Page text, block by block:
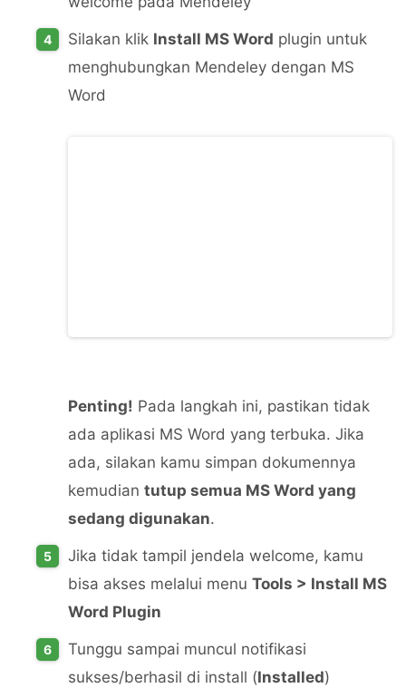
Silakan klik Install MS Word plugin untuk
menghubungkan Mendeley dengan MS
Word
Penting! Pada langkah ini, pastikan tidak
ada aplikasi MS Word yang terbuka. Jika
ada, silakan kamu simpan dokumennya
kemudian tutup semua MS Word yang
sedang digunakan.
Jika tidak tampil jendela welcome, kamu
bisa akses melalui menu Tools > Install MS
Word Plugin
Tunggu sampai muncul notifikasi
sukses/berhasil di install (Installed)